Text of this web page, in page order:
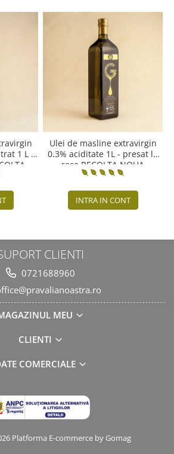
1 L -
Ulei de masline extravirgin
0.3% aciditate 1L - presat la
rece RECOLTA NOUA
INTRA IN CONT
CLIENTI
0721688960
MEU
CLIENTI
COMERCIALE
Platforma E-commerce by Gomag